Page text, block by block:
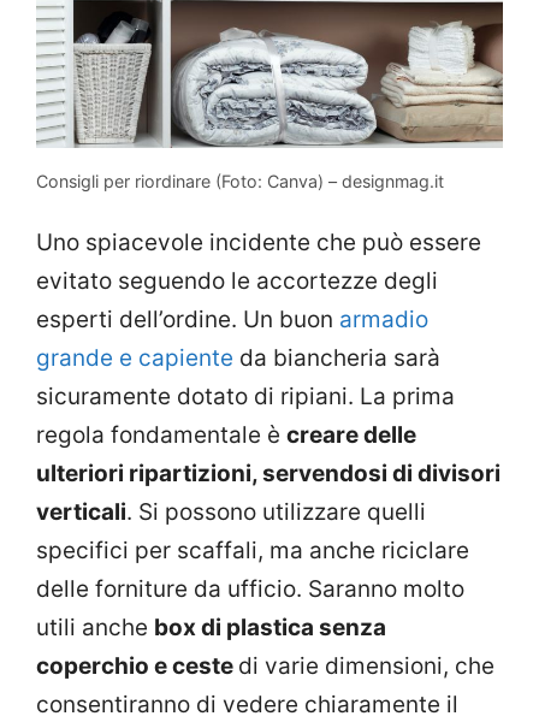
Consigli per riordinare (Foto: Canva) – designmag.it
Uno spiacevole incidente che può essere
evitato seguendo le accortezze degli
esperti dell’ordine. Un buon armadio
grande e capiente da biancheria sarà
sicuramente dotato di ripiani. La prima
regola fondamentale è creare delle
ulteriori ripartizioni, servendosi di divisori
verticali. Si possono utilizzare quelli
specifici per scaffali, ma anche riciclare
delle forniture da ufficio. Saranno molto
utili anche box di plastica senza
coperchio e ceste di varie dimensioni, che
consentiranno di vedere chiaramente il